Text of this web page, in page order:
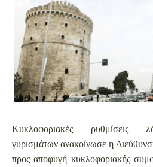
Κυκλοφοριακές ρυθμίσεις
γυρισμάτων ανακοίνωσε η
προς αποφυγή κυκλοφοριακής